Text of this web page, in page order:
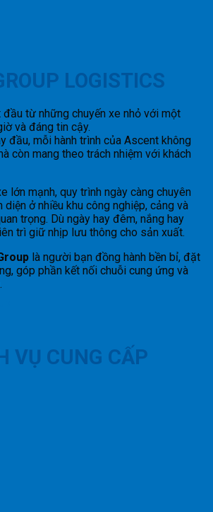
LOGISTICS
đầu từ những chuyến xe nhỏ với một
và đáng tin cậy.
đầu, mỗi hành trình của Ascent không
còn mang theo trách nhiệm với khách
lớn mạnh, quy trình ngày càng chuyên
diện ở nhiều khu công nghiệp, cảng và
trọng. Dù ngày hay đêm, nắng hay
trì giữ nhịp lưu thông cho sản xuất.
là người bạn đồng hành bền bỉ, đặt
góp phần kết nối chuỗi cung ứng và
VỤ CUNG CẤP